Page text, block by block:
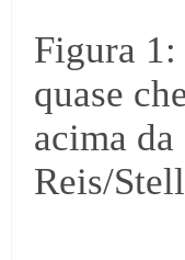
Figura
quase
acima
Reis/